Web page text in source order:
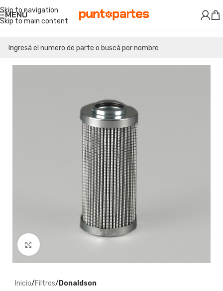
Skip to navigation
Skip to main content
MENÚ
Clic para ampliar
Inicio Filtros Donaldson